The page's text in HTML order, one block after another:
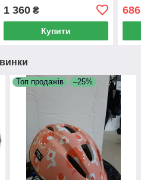
1 360₴
Купити
686
Топ продажів –25%